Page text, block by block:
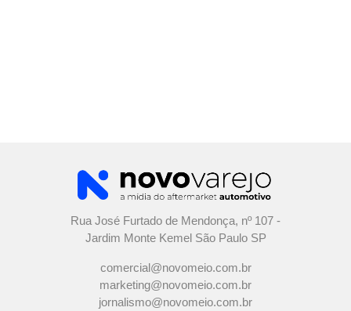
Rua José Furtado de Mendonça, nº 107 -
Jardim Monte Kemel São Paulo SP
comercial@novomeio.com.br
marketing@novomeio.com.br
jornalismo@novomeio.com.br